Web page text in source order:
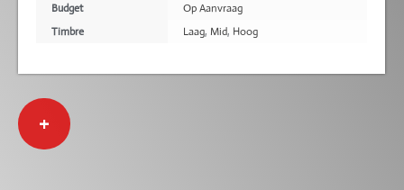
Budget
Op Aanvraag
Timbre
Laag, Mid, Hoog
+